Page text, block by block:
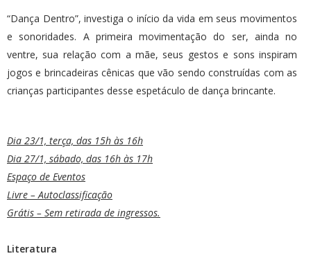
“Dança Dentro”, investiga o início da vida em seus movimentos
e sonoridades. A primeira movimentação do ser, ainda no
ventre, sua relação com a mãe, seus gestos e sons inspiram
jogos e brincadeiras cênicas que vão sendo construídas com as
crianças participantes desse espetáculo de dança brincante.
Dia 23/1, terça, das 15h às 16h
Dia 27/1, sábado, das 16h às 17h
Espaço de Eventos
Livre – Autoclassificação
Grátis – Sem retirada de ingressos.
Literatura